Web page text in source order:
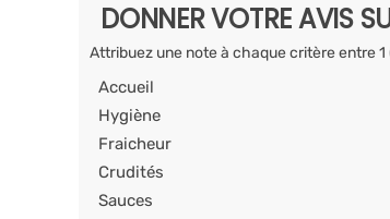
DONNER VOTRE AVIS
Attribuez une note à chaque critère entre
Accueil
Hygiène
Fraicheur
Crudités
Sauces